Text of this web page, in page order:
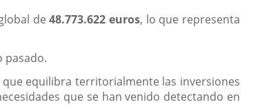
de48.773.622 euros, lo que representa
pasado.
equilibra territorialmente las inversiones
que se han venido detectando en